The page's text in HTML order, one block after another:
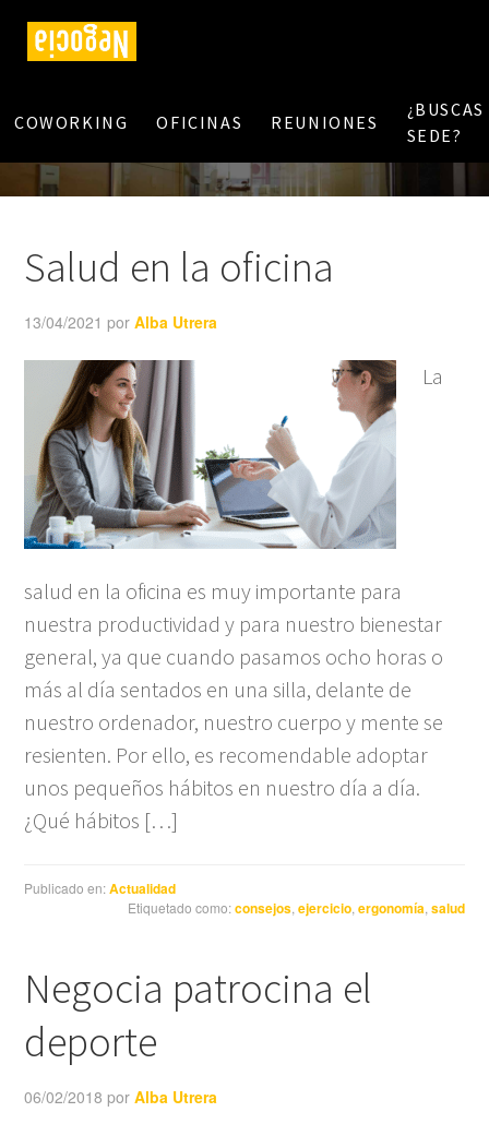
COWORKING OFICINAS REUNIONES
¿BUSCAS
SEDE?
Salud en la oficina
13/04/2021 porAlba Utrera
La
salud en la oficina es muy importante para
nuestra productividad y para nuestro bienestar
general, ya que cuando pasamos ocho horas o
más al día sentados en una silla, delante de
nuestro ordenador, nuestro cuerpo y mente se
resienten. Por ello, es recomendable adoptar
unos pequeños hábitos en nuestro día a día.
¿Qué hábitos […]
Publicado en:Actualidad
Etiquetado como:consejos, ejercicio, ergonomía salud
Negocia patrocina el
deporte
06/02/2018 porAlba Utrera